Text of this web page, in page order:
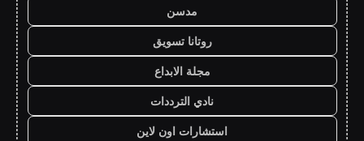
مدسن
روتانا تسويق
مجلة الابداع
نادي الترددات
استشارات اون لاين